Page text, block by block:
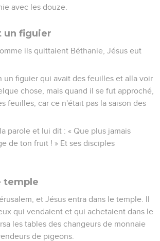
avec les douze.
un figuier
ils quittaient Béthanie, Jésus eut
un figuier qui avait des feuilles et alla voir
chose, mais quand il se fut approché,
feuilles, car ce n'était pas la saison des
parole et lui dit : « Que plus jamais
de ton fruit ! » Et ses disciples
temple
et Jésus entra dans le temple. Il
qui vendaient et qui achetaient dans le
les tables des changeurs de monnaie
de pigeons.